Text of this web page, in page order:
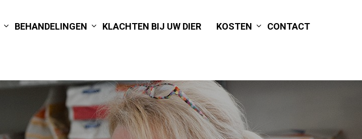
BEHANDELINGEN KLACHTEN BIJ UW DIER KOSTEN CONTACT